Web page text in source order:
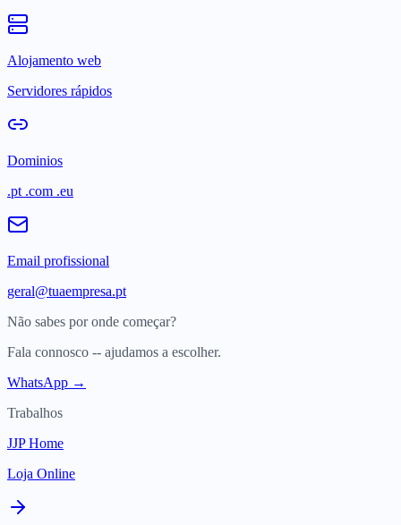
Alojamento web
Servidores rápidos
Dominios
.pt .com .eu
Email profissional
geral@tuaempresa.pt
Não sabes por onde começar?
Fala connosco -- ajudamos a escolher.
WhatsApp →
Trabalhos
JJP Home
Loja Online